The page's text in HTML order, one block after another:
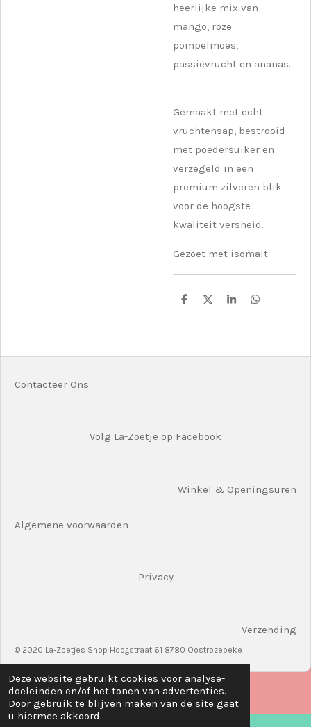
Deze website gebruikt cookies voor analyse-
doeleinden en/of het tonen van advertenties.
Door gebruik te blijven maken van de site gaat
u hiermee akkoord.
heerlijke mix van
mango, roze
pompelmoes,
passievrucht en ananas.
Gemaakt met echt
vruchtensap, bestrooid
met poedersuiker en
verzegeld in een
premium zilveren blik
voor de hoogste
kwaliteit versheid.
Gezoet met isomalt
D
D
S
D
Contacteer Ons
Volg La-Zoetje op Facebook
Winkel & Openingsuren
Algemene voorwaarden
Privacy
Verzending
© 2020 La-Zoetjes Shop Hoogstraat 61 8780 Oostrozebeke